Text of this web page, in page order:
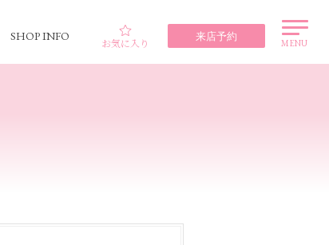
SHOP INFO お気に入り 来店予約
MENU